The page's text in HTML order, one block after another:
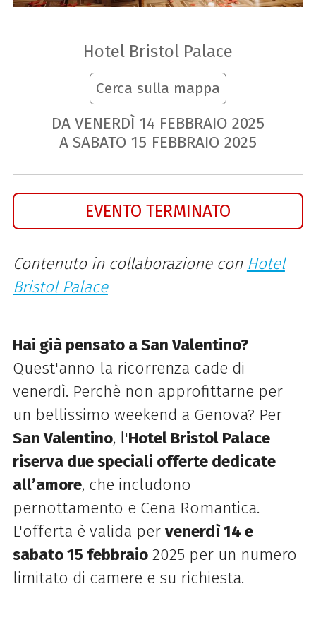
Hotel Bristol Palace
Cerca sulla mappa
DA VENERDÌ 14 FEBBRAIO 2025
A SABATO 15 FEBBRAIO 2025
EVENTO TERMINATO
Contenuto in collaborazione con Hotel
Bristol Palace
Hai già pensato a San Valentino?
Quest'anno la ricorrenza cade di
venerdì. Perchè non approfittarne per
un bellissimo weekend a Genova? Per
San Valentino, l'Hotel Bristol Palace
riserva due speciali offerte dedicate
all’amore, che includono
pernottamento e Cena Romantica.
L'offerta è valida per venerdì 14 e
sabato 15 febbraio2025 per un numero
limitato di camere e su richiesta.